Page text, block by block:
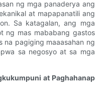
ng mga panaderya ang
at mapapanatili ang
Sa katagalan, ang mga
ng mas mababang gastos
na pagiging maaasahan ng
sa negosyo at sa mga
at Paghahanap